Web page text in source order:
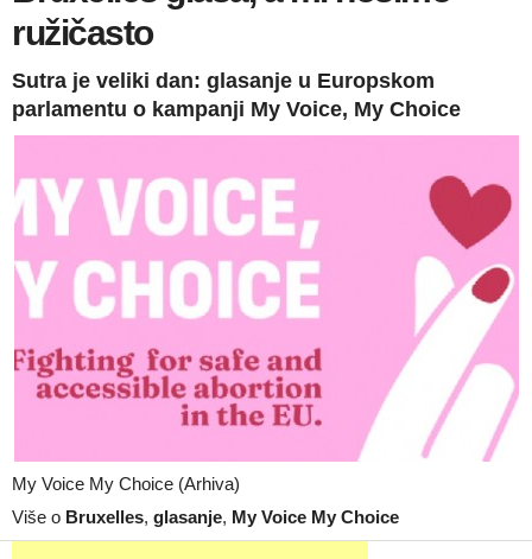
ružičasto
Sutra je veliki dan: glasanje u Europskom
parlamentu o kampanji My Voice, My Choice
My Voice My Choice (Arhiva)
Više o Bruxelles, glasanje, My Voice My Choice